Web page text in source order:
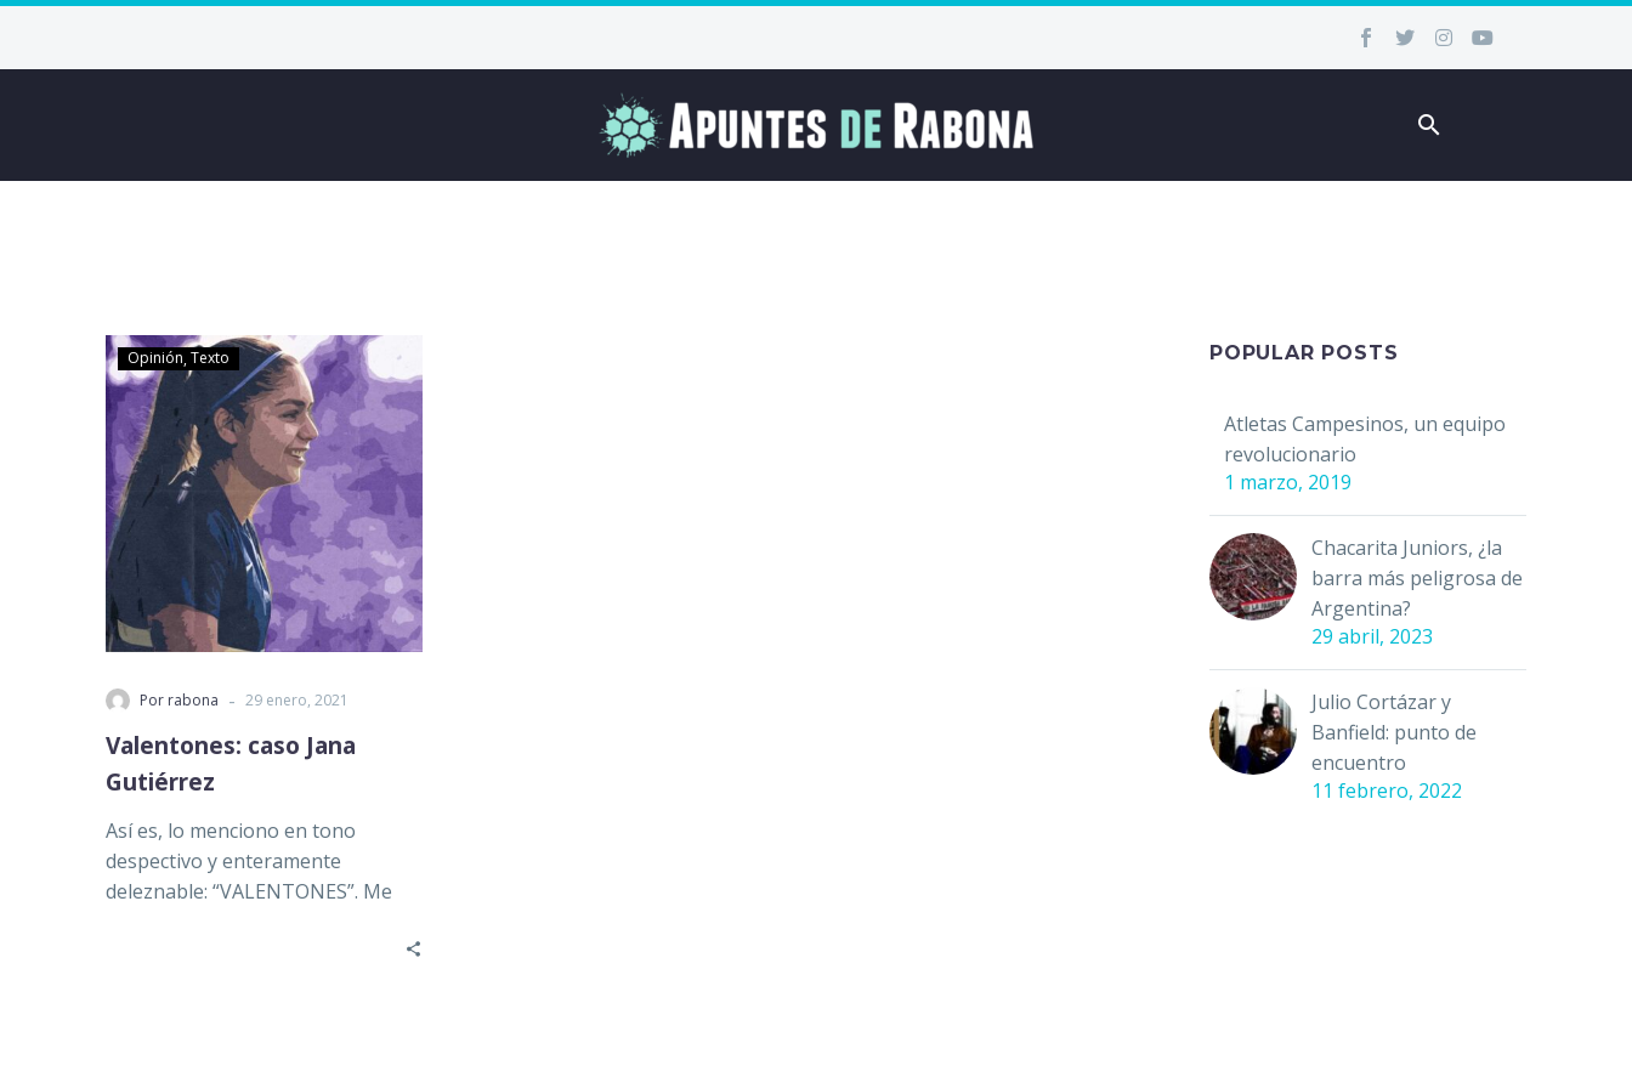
Opinión Texto
Por rabona - 29 enero, 2021
Valentones: caso Jana
Gutiérrez
Así es, lo menciono en tono
despectivo y enteramente
deleznable: “VALENTONES”. Me
POPULAR POSTS
Atletas Campesinos, un equipo
revolucionario
1 marzo, 2019
Chacarita Juniors, ¿la
barra más peligrosa de
Argentina?
29 abril, 2023
Julio Cortázar y
Banfield: punto de
encuentro
11 febrero, 2022